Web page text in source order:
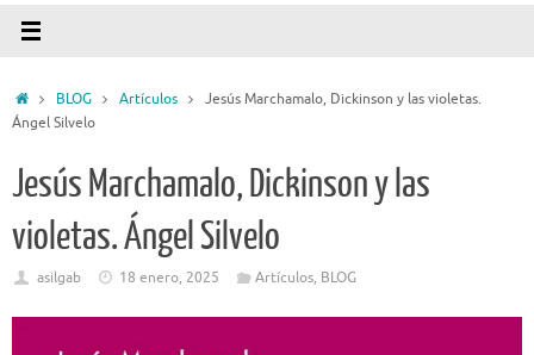
InicioBLOG Artículos
Jesús Marchamalo, Dickinson y las violetas.
Ángel Silvelo
Jesús Marchamalo, Dickinson y las
violetas. Ángel Silvelo
asilgab 18 enero, 2025 Artículos, BLOG